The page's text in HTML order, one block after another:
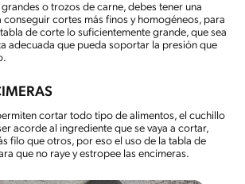
o trozos de carne, debes tener una
conseguir cortes más finos y homogéneos, para
de corte lo suficientemente grande, que sea
adecuada que pueda soportar la presión que
cortar todo tipo de alimentos, el cuchillo
acorde al ingrediente que se vaya a cortar,
filo que otros, por eso el uso de la tabla de
que no raye y estropee las encimeras.